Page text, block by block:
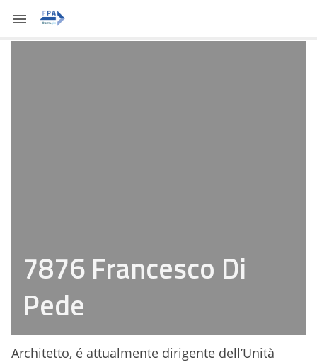
7876 Francesco Di
Pede
Architetto, é attualmente dirigente dell’Unità